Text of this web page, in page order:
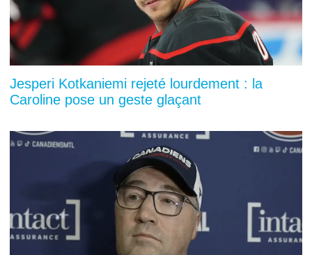
Jesperi Kotkaniemi rejeté lourdement : la
Caroline pose un geste glaçant